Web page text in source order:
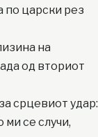
по царски рез
на
од вториот
срцевиот удар:
ми се случи,